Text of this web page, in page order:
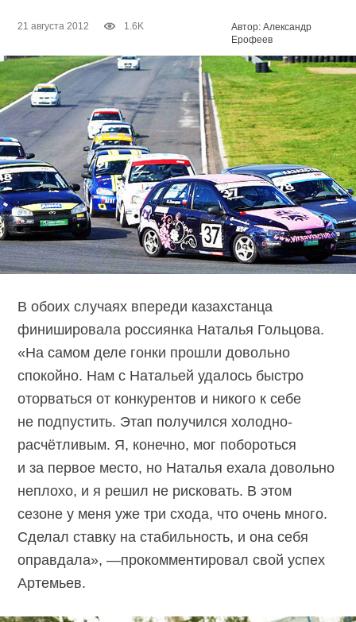
21 августа 2012 1.6K
Автор: Александр
Ерофеев
В обоих случаях впереди казахстанца
финишировала россиянка Наталья Гольцова.
«На самом деле гонки прошли довольно
спокойно. Нам с Натальей удалось быстро
оторваться от конкурентов и никого к себе
не подпустить. Этап получился холодно-
расчётливым. Я, конечно, мог побороться
и за первое место, но Наталья ехала довольно
неплохо, и я решил не рисковать. В этом
сезоне у меня уже три схода, что очень много.
Сделал ставку на стабильность, и она себя
оправдала», —прокомментировал свой успех
Артемьев.